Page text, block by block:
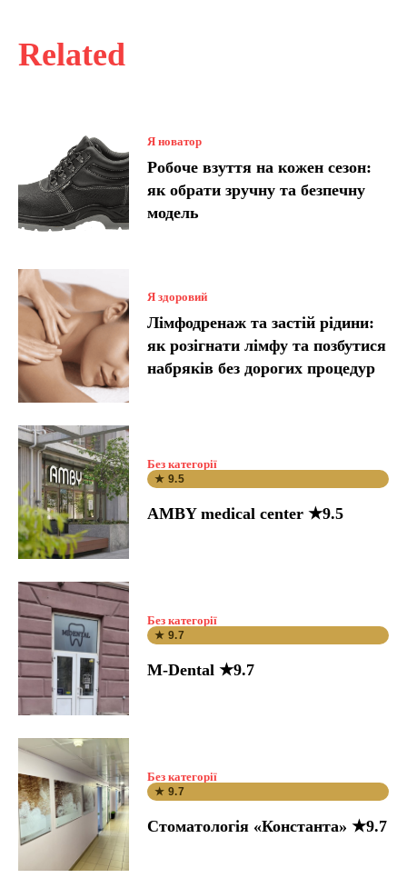
Related
Я новатор
Робоче взуття на кожен сезон:
як обрати зручну та безпечну
модель
Я здоровий
Лімфодренаж та застій рідини:
як розігнати лімфу та позбутися
набряків без дорогих процедур
Без категорії
★ 9.5
AMBY medical center ★9.5
Без категорії
★ 9.7
M-Dental ★9.7
Без категорії
★ 9.7
Стоматологія «Константа» ★9.7